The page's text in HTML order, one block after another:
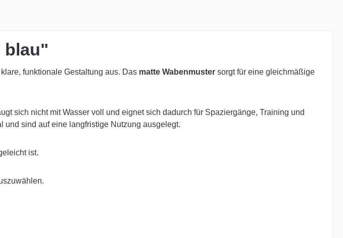
blau"
funktionale Gestaltung aus. Das matte Wabenmuster sorgt für eine gleichmäßige
sich nicht mit Wasser voll und eignet sich dadurch für Spaziergänge, Training und
und sind auf eine langfristige Nutzung ausgelegt.
ist.